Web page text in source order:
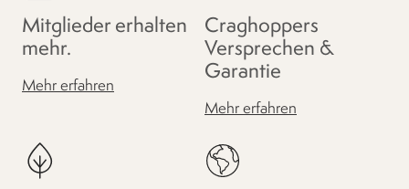
Mitglieder erhalten
mehr.
Mehr erfahren
Craghoppers
Versprechen &
Garantie
Mehr erfahren